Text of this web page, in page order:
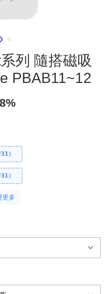
列 隨搭磁吸
PBAB11~12
）
）
更多